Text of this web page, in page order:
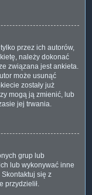
przez ich autorów,
należy dokonać
związana jest ankieta.
może usunąć
zostały już
mogą ją zmienić, lub
jej trwania.
grup lub
lub wykonywać inne
się z
przydzielił.